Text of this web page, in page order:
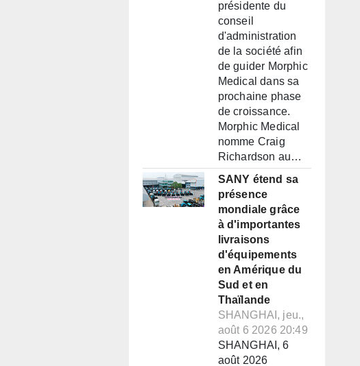
présidente du
conseil
d'administration
de la société afin
de guider Morphic
Medical dans sa
prochaine phase
de croissance.
Morphic Medical
nomme Craig
Richardson au…
SANY étend sa
présence
mondiale grâce
à d'importantes
livraisons
d'équipements
en Amérique du
Sud et en
Thaïlande
SHANGHAI, jeu.,
août 6 2026 20:49
SHANGHAI, 6
août 2026